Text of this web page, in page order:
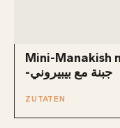
Mini-Manakish
-جبنة مع بيبيروني
ZUTATEN